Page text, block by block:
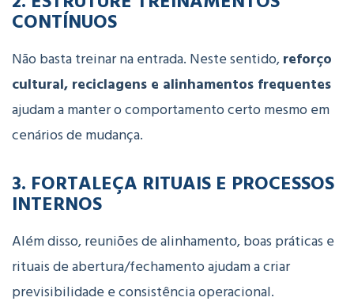
CONTÍNUOS
Não basta treinar na entrada. Neste sentido,reforço
cultural, reciclagens e alinhamentos frequentes
ajudam a manter o comportamento certo mesmo em
cenários de mudança.
3. FORTALEÇA RITUAIS E PROCESSOS
INTERNOS
Além disso, reuniões de alinhamento, boas práticas e
rituais de abertura/fechamento ajudam a criar
previsibilidade e consistência operacional.